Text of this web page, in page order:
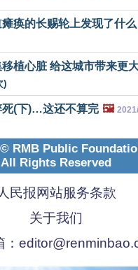
痪的长赐轮上发现了什么
植心脏 给这城市带来更
)
死(下)…这还不算完 🖼️
RMB Public
All Rights Reserved
人民报网站服务条款
关于我们